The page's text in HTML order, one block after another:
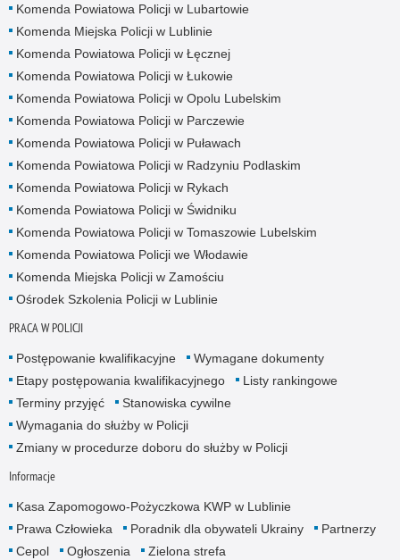
Komenda Powiatowa Policji w Lubartowie
Komenda Miejska Policji w Lublinie
Komenda Powiatowa Policji w Łęcznej
Komenda Powiatowa Policji w Łukowie
Komenda Powiatowa Policji w Opolu Lubelskim
Komenda Powiatowa Policji w Parczewie
Komenda Powiatowa Policji w Puławach
Komenda Powiatowa Policji w Radzyniu Podlaskim
Komenda Powiatowa Policji w Rykach
Komenda Powiatowa Policji w Świdniku
Komenda Powiatowa Policji w Tomaszowie Lubelskim
Komenda Powiatowa Policji we Włodawie
Komenda Miejska Policji w Zamościu
Ośrodek Szkolenia Policji w Lublinie
PRACA W POLICJI
Postępowanie kwalifikacyjne
Wymagane dokumenty
Etapy postępowania kwalifikacyjnego
Listy rankingowe
Terminy przyjęć
Stanowiska cywilne
Wymagania do służby w Policji
Zmiany w procedurze doboru do służby w Policji
Informacje
Kasa Zapomogowo-Pożyczkowa KWP w Lublinie
Prawa Człowieka
Poradnik dla obywateli Ukrainy
Partnerzy
Cepol
Ogłoszenia
Zielona strefa